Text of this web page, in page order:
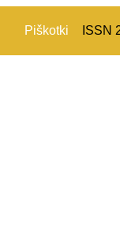
Piškotki ISSN